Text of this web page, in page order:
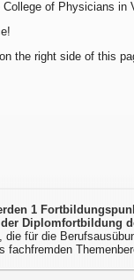
of Physicians in
the right side of this
1
Diplomfortbildung
die für die
fachfremden